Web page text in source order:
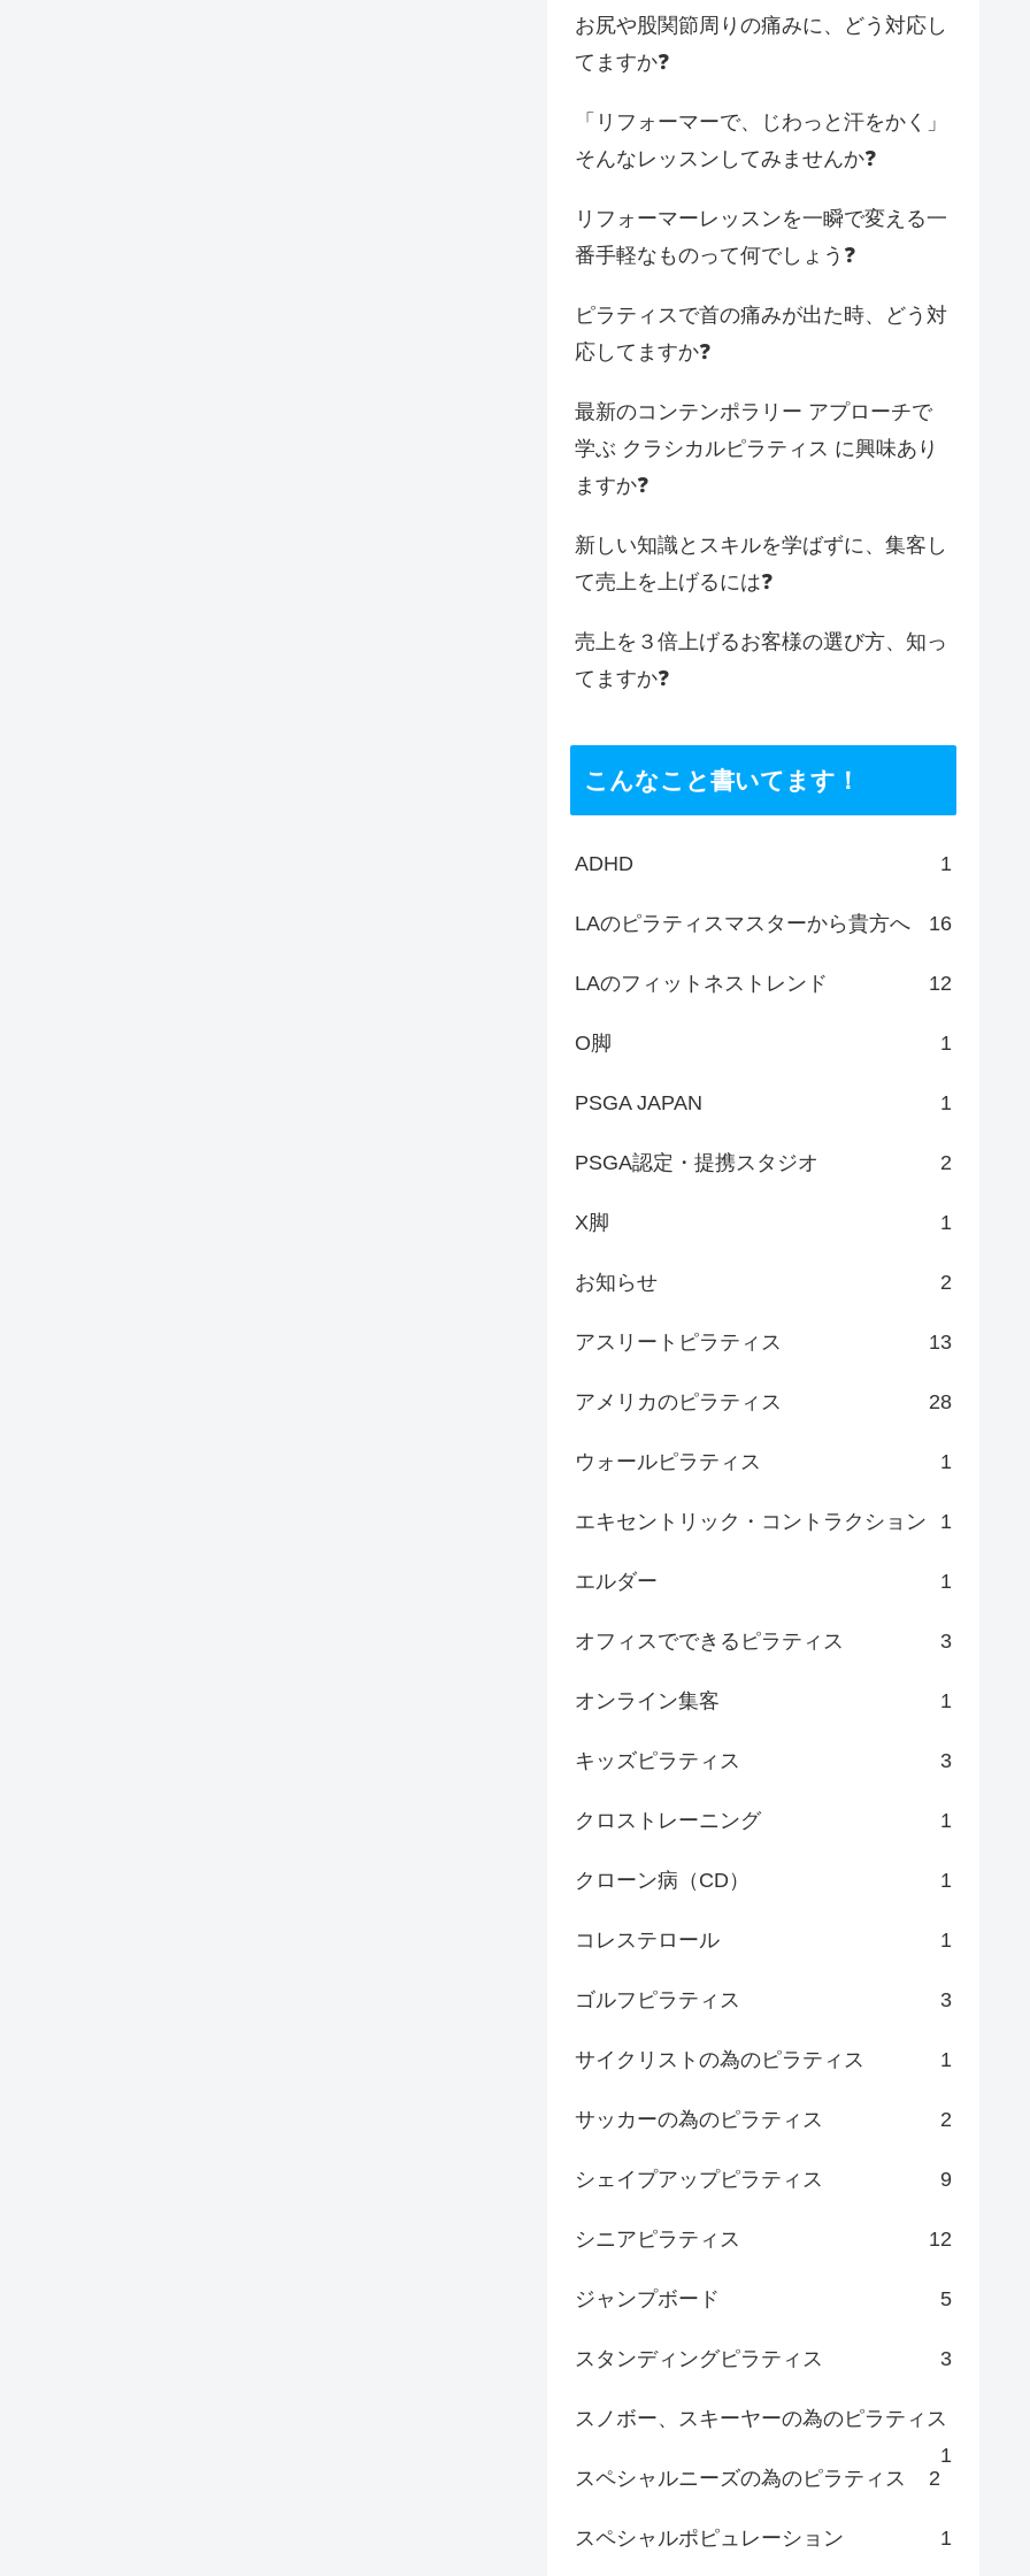
お尻や股関節周りの痛みに、どう対応し
てますか❓
「リフォーマーで、じわっと汗をかく」
そんなレッスンしてみませんか❓
リフォーマーレッスンを一瞬で変える一
番手軽なものって何でしょう❓
ピラティスで首の痛みが出た時、どう対
応してますか❓
最新のコンテンポラリー アプローチで
学ぶ クラシカルピラティス に興味あり
ますか❓
新しい知識とスキルを学ばずに、集客し
て売上を上げるには❓
売上を３倍上げるお客様の選び方、知っ
てますか❓
こんなこと書いてます！
ADHD 1
LAのピラティスマスターから貴方へ 16
LAのフィットネストレンド 12
O脚 1
PSGA JAPAN 1
PSGA認定・提携スタジオ 2
X脚 1
お知らせ 2
アスリートピラティス 13
アメリカのピラティス 28
ウォールピラティス 1
エキセントリック・コントラクション 1
エルダー 1
オフィスでできるピラティス 3
オンライン集客 1
キッズピラティス 3
クロストレーニング 1
クローン病（CD） 1
コレステロール 1
ゴルフピラティス 3
サイクリストの為のピラティス 1
サッカーの為のピラティス 2
シェイプアップピラティス 9
シニアピラティス 12
ジャンプボード 5
スタンディングピラティス 3
スノボー、スキーヤーの為のピラティス
1
スペシャルニーズの為のピラティス
2
スペシャルポピュレーション 1